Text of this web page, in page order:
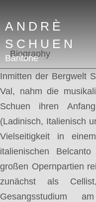
ANDRÈ
SCHUEN
Baritone
Biography
Inmitten der Bergwelt
Val, nahm die
Schuen ihren
(Ladinisch, Italienisch
Vielseitigkeit in
italienischen
großen Opernpartien
zunächst als
Gesangsstudium